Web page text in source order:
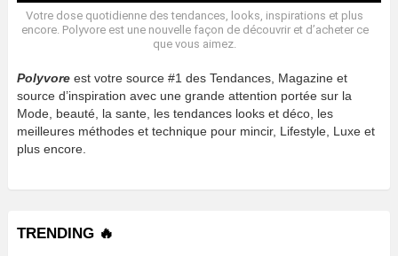
Votre dose quotidienne des tendances, looks, inspirations et plus
encore. Polyvore est une nouvelle façon de découvrir et d’acheter ce
que vous aimez.
Polyvore est votre source #1 des Tendances, Magazine et
source d’inspiration avec une grande attention portée sur la
Mode, beauté, la sante, les tendances looks et déco, les
meilleures méthodes et technique pour mincir, Lifestyle, Luxe et
plus encore.
TRENDING 🔥